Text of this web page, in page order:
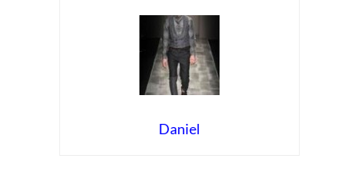
Daniel